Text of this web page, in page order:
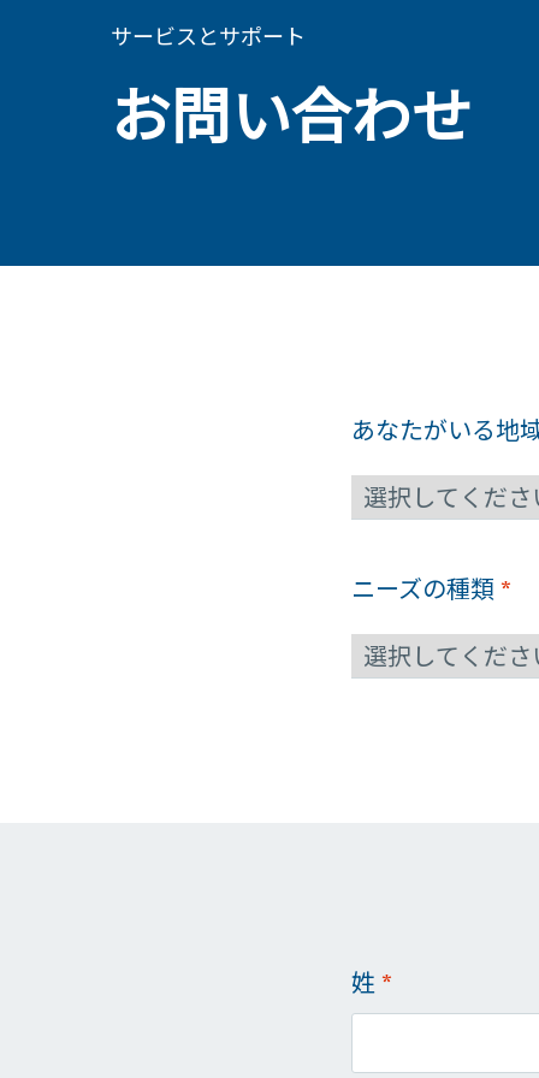
サービスとサポート
お問い合わせ
あなたがいる地
ニーズの種類 *
姓 *